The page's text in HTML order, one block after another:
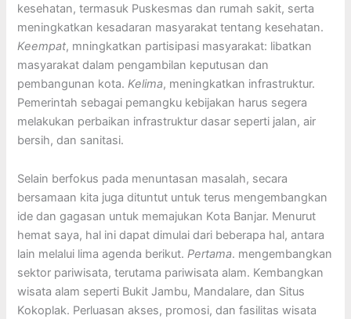
kesehatan, termasuk Puskesmas dan rumah sakit, serta
meningkatkan kesadaran masyarakat tentang kesehatan.
Keempat, mningkatkan partisipasi masyarakat: libatkan
masyarakat dalam pengambilan keputusan dan
pembangunan kota.Kelima, meningkatkan infrastruktur.
Pemerintah sebagai pemangku kebijakan harus segera
melakukan perbaikan infrastruktur dasar seperti jalan, air
bersih, dan sanitasi.
Selain berfokus pada menuntasan masalah, secara
bersamaan kita juga dituntut untuk terus mengembangkan
ide dan gagasan untuk memajukan Kota Banjar. Menurut
hemat saya, hal ini dapat dimulai dari beberapa hal, antara
lain melalui lima agenda berikut.Pertama. mengembangkan
sektor pariwisata, terutama pariwisata alam. Kembangkan
wisata alam seperti Bukit Jambu, Mandalare, dan Situs
Kokoplak. Perluasan akses, promosi, dan fasilitas wisata